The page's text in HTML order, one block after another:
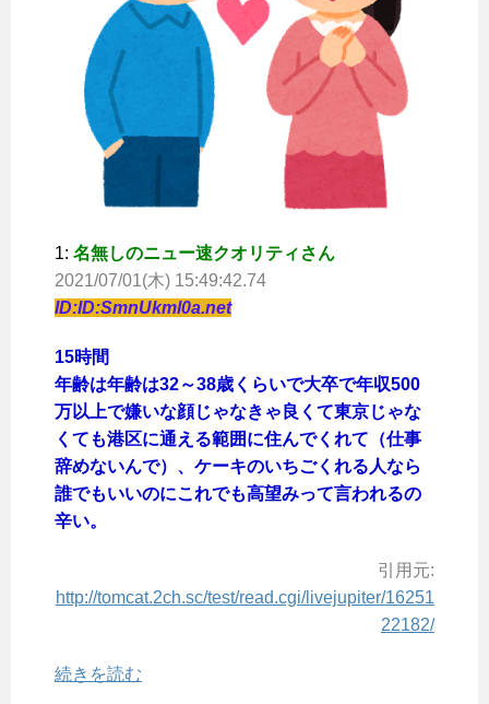
1: 名無しのニュー速クオリティさん
2021/07/01(木) 15:49:42.74
ID:ID:SmnUkml0a.net
15時間
年齢は年齢は32～38歳くらいで大卒で年収500
万以上で嫌いな顔じゃなきゃ良くて東京じゃな
くても港区に通える範囲に住んでくれて（仕事
辞めないんで）、ケーキのいちごくれる人なら
誰でもいいのにこれでも高望みって言われるの
辛い。
引用元:
http://tomcat.2ch.sc/test/read.cgi/livejupiter/16251
22182/
続きを読む